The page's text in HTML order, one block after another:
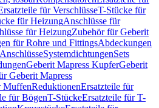
für VerschlüsseT-Stücke für
für HeizungAnschlüsse für
für HeizungZubehör für Geberit
für Rohre und FittingsAbdeckungen
SystemdichtungenSets
Geberit Mapress KupferGeberit
Geberit Mapress
MuffenReduktionenErsatzteile für
für BögenT-StückeErsatzteile für T-